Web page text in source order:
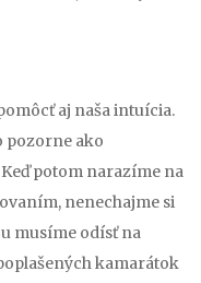
aj naša intuícia.
pozorne ako
potom narazíme na
nenechajme si
musíme odísť na
kamarátok